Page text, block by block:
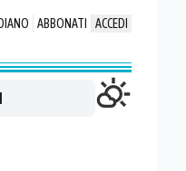
ABBONATI ACCEDI